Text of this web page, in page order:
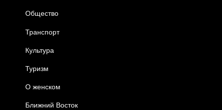
Общество
Транспорт
Культура
Туризм
О женском
Ближний Восток